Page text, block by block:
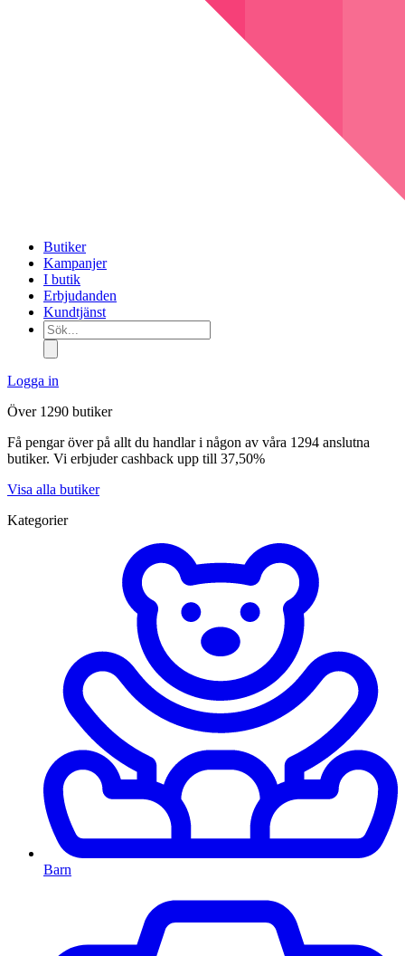
Butiker
Kampanjer
I butik
Erbjudanden
Kundtjänst
Sök...
Logga in
Över 1290 butiker
Få pengar över på allt du handlar i någon av våra 1294 anslutna
butiker. Vi erbjuder cashback upp till 37,50%
Visa alla butiker
Kategorier
Barn